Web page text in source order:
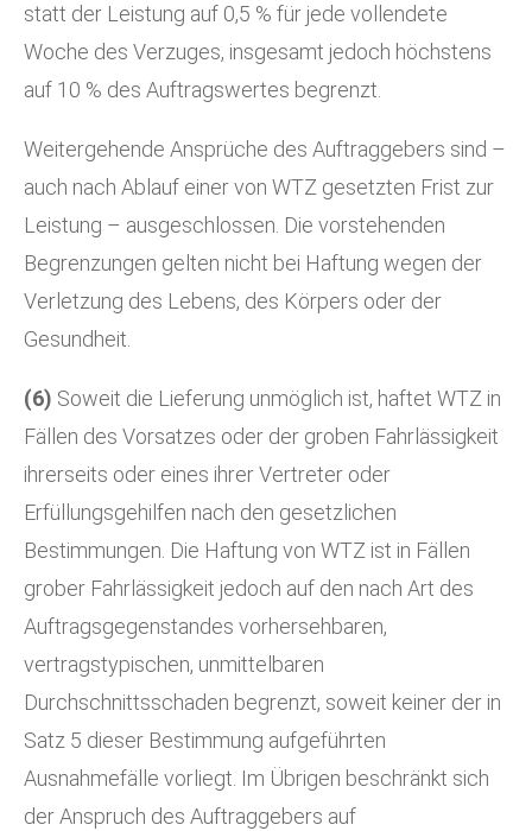
statt der Leistung auf 0,5 % für jede vollendete
Woche des Verzuges, insgesamt jedoch höchstens
auf 10 % des Auftragswertes begrenzt.
Weitergehende Ansprüche des Auftraggebers sind –
auch nach Ablauf einer von WTZ gesetzten Frist zur
Leistung – ausgeschlossen. Die vorstehenden
Begrenzungen gelten nicht bei Haftung wegen der
Verletzung des Lebens, des Körpers oder der
Gesundheit.
(6) Soweit die Lieferung unmöglich ist, haftet WTZ in
Fällen des Vorsatzes oder der groben Fahrlässigkeit
ihrerseits oder eines ihrer Vertreter oder
Erfüllungsgehilfen nach den gesetzlichen
Bestimmungen. Die Haftung von WTZ ist in Fällen
grober Fahrlässigkeit jedoch auf den nach Art des
Auftragsgegenstandes vorhersehbaren,
vertragstypischen, unmittelbaren
Durchschnittsschaden begrenzt, soweit keiner der in
Satz 5 dieser Bestimmung aufgeführten
Ausnahmefälle vorliegt. Im Übrigen beschränkt sich
der Anspruch des Auftraggebers auf